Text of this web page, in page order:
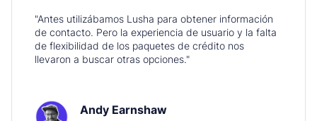
"Antes utilizábamos Lusha para obtener información
de contacto. Pero la experiencia de usuario y la falta
de flexibilidad de los paquetes de crédito nos
llevaron a buscar otras opciones."
Andy Earnshaw